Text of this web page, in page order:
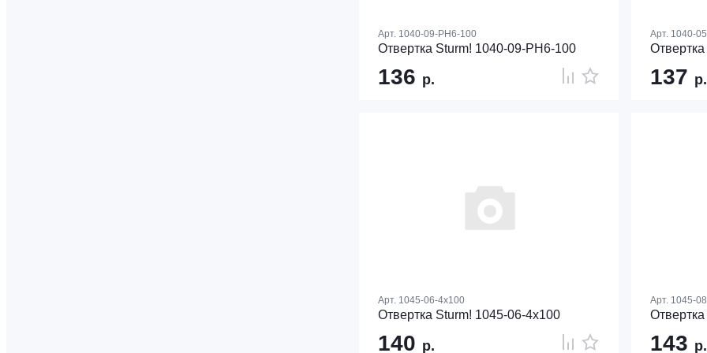
Арт. 1040-09-PH6-100
Отвертка Sturm! 1040-09-PH6-100
136 р.
Арт. 1040-
137 р.
Арт. 1045-06-4x100
Отвертка Sturm! 1045-06-4x100
140 р.
Арт. 1045-
143 р.